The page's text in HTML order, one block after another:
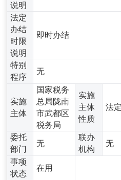
说明
法定
办结
时限
说明
即时办结
特别
程序
无
实施
主体
国家税务
总局陇南
市武都区
税务局
实施
主体
性质
法
委托
部门
无
联办
机构
无
事项
状态
在用